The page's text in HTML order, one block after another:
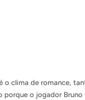
o clima de romance,
o jogador